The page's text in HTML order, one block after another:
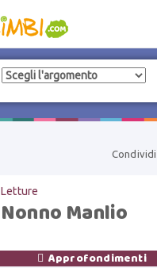
Letture
Nonno Manlio
 Approfondimenti